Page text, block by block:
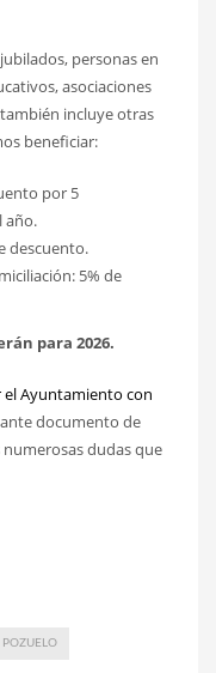
personas en
asociaciones
incluye otras
beneficiar:
por 5
año.
descuento.
5% de
para 2026.
Ayuntamiento con
documento de
numerosas dudas que